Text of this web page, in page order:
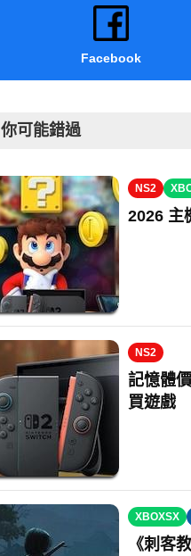
Facebook
你可能錯過
NS2
2026 主
NS2
記憶體
買遊戲
XBOXSX
《刺客